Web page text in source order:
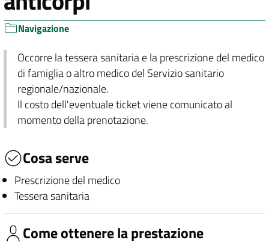
Navigazione
Occorre la tessera sanitaria e la prescrizione del medico
di famiglia o altro medico del Servizio sanitario
regionale/nazionale.
Il costo dell'eventuale ticket viene comunicato al
momento della prenotazione.
Cosa serve
Prescrizione del medico
Tessera sanitaria
Come ottenere la prestazione